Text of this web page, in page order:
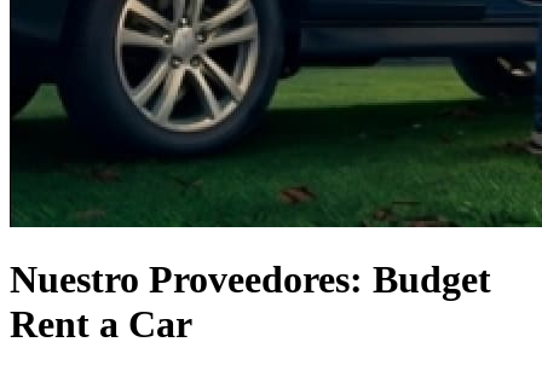
Nuestro Proveedores: Budget
Rent a Car